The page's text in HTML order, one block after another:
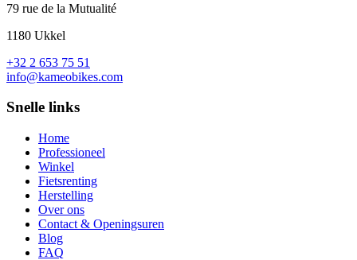
79 rue de la Mutualité
1180 Ukkel
+32 2 653 75 51
info@kameobikes.com
Snelle links
Home
Professioneel
Winkel
Fietsrenting
Herstelling
Over ons
Contact & Openingsuren
Blog
FAQ